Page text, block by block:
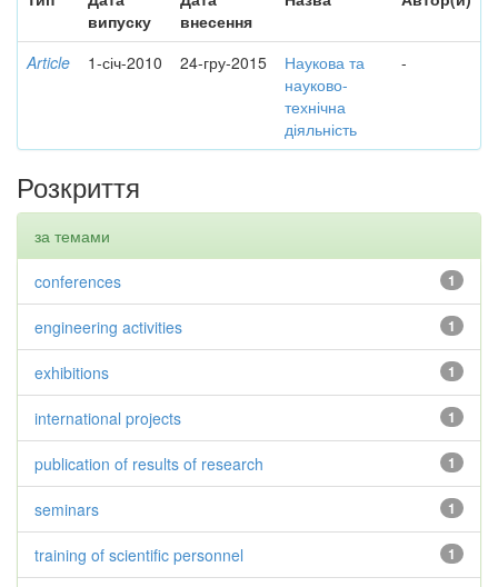
випуску
внесення
Article 1-січ-2010 24-гру-2015
Наукова та
науково-
технічна
діяльність
-
Розкриття
за темами
1
conferences
1
engineering activities
1
exhibitions
1
international projects
1
publication of results of research
1
seminars
1
training of scientific personnel